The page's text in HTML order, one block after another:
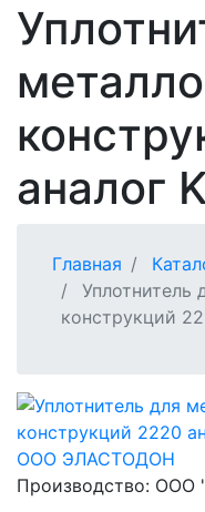
аналог
Главная
Уплотнитель
конструкций
Производство: ООО